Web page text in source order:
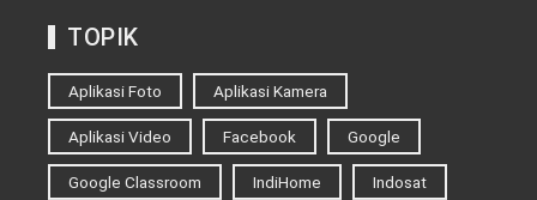
TOPIK
Aplikasi Foto Aplikasi Kamera
Aplikasi Video Facebook Google
Google Classroom IndiHome Indosat